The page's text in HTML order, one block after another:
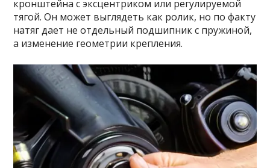
кронштейна с эксцентриком или регулируемой
тягой. Он может выглядеть как ролик, но по факту
натяг дает не отдельный подшипник с пружиной,
а изменение геометрии крепления.